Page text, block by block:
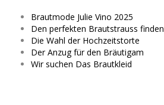
Brautmode Julie Vino 2025
Den perfekten Brautstrauss finden
Die Wahl der Hochzeitstorte
Der Anzug für den Bräutigam
Wir suchen Das Brautkleid